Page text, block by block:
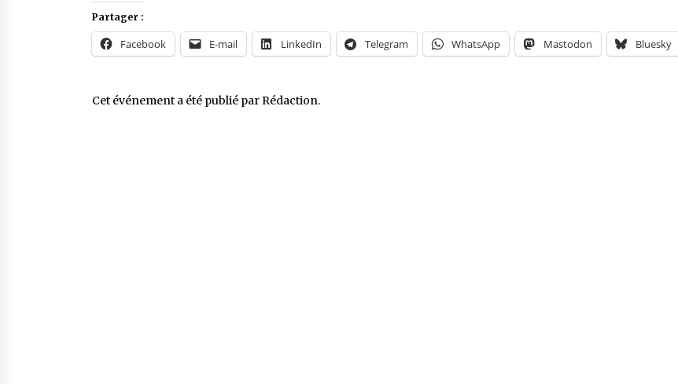
Partager :
Facebook E-mail LinkedIn Telegram WhatsApp Mastodon Bluesky
Cet événement a été publié par Rédaction.